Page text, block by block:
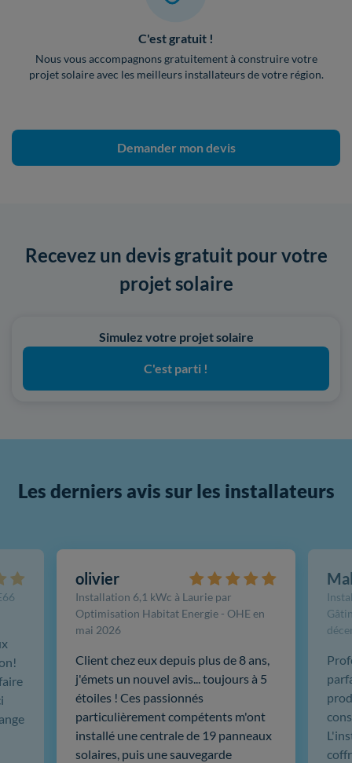
C'est gratuit !
Nous vous accompagnons gratuitement à construire votre
projet solaire avec les meilleurs installateurs de votre région.
Demander mon devis
Recevez un devis gratuit pour votre
projet solaire
Simulez votre projet solaire
C'est parti !
Les derniers avis sur les installateurs
olivier
Installation 6,1 kWc à Laurie par
Optimisation Habitat Energie - OHE en
mai 2026
Client chez eux depuis plus de 8 ans,
j'émets un nouvel avis... toujours à 5
étoiles ! Ces passionnés
particulièrement compétents m'ont
installé une centrale de 19 panneaux
solaires, puis une sauvegarde